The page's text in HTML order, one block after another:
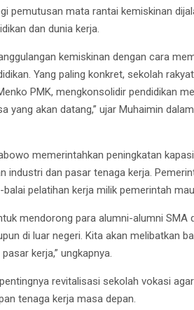
pemutusan mata rantai kemiskinan
dan dunia kerja.
kemiskinan dengan cara
Yang paling konkret, sekolah
PMK, mengkonsolidir pendidikan
yang akan datang,” ujar Muhaimin
memerintahkan peningkatan
industri dan pasar tenaga kerja.
pelatihan kerja milik pemerintah
mendorong para alumni-alumni SMA
di luar negeri. Kita akan melibatkan
kerja,” ungkapnya.
revitalisasi sekolah vokasi
tenaga kerja masa depan.